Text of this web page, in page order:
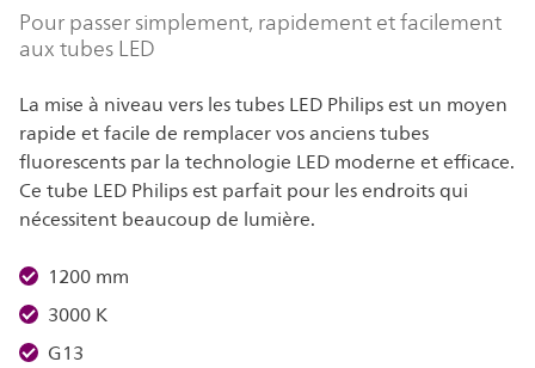
Pour passer simplement, rapidement et facilement
aux tubes LED
La mise à niveau vers les tubes LED Philips est un moyen
rapide et facile de remplacer vos anciens tubes
fluorescents par la technologie LED moderne et efficace.
Ce tube LED Philips est parfait pour les endroits qui
nécessitent beaucoup de lumière.
1200 mm
3000 K
G13